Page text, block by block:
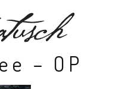
– OP